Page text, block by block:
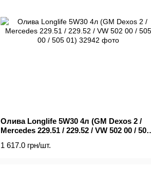
Олива Longlife 5W30 4л (GM Dexos 2 /
Mercedes 229.51 / 229.52 / VW 502 00 / 505
1 617.0 грн/шт.